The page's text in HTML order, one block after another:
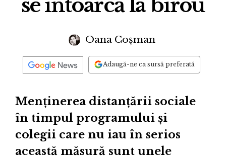
se întoarcă la birou
Oana Coșman
Adaugă-ne ca sursă preferată
Menținerea distanțării sociale
în timpul programului și
colegii care nu iau în serios
această măsură sunt unele